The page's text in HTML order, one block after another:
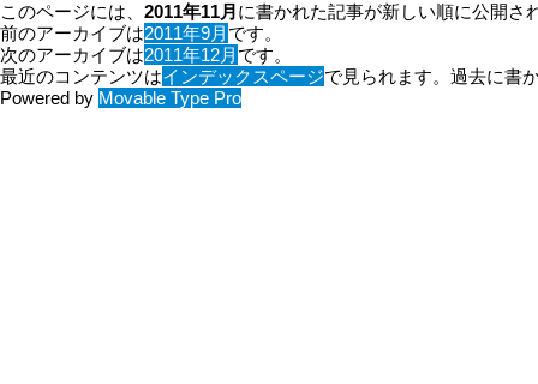
このページには、 2011年11月 に書かれた記事が新しい順に公開さ
前のアーカイブは2011年9月 です。
次のアーカイブは2011年12月 です。
最近のコンテンツはインデックスページで見られます。過去に書
Powered by Movable Type Pro